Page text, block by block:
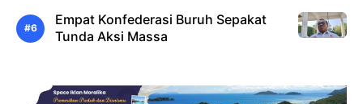
Empat Konfederasi Buruh Sepakat
Tunda Aksi Massa